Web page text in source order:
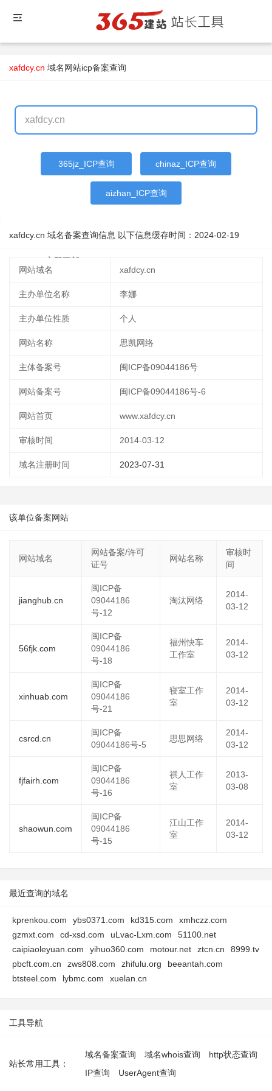
xafdcy.cn 域名网站icp备案查询
365jz_ICP查询 chinaz_ICP查询
aizhan_ICP查询
xafdcy.cn 域名备案查询信息 以下信息缓存时间： 2024-02-19
立即更新
网站域名
xafdcy.cn
主办单位名称 李娜
主办单位性质 个人
网站名称 思凯网络
主体备案号 闽ICP备09044186号
网站备案号 闽ICP备09044186号-6
网站首页 www.xafdcy.cn
审核时间 2014-03-12
域名注册时间 2023-07-31
该单位备案网站
网站域名
网站备案/许可
证号
网站名称
审核时
间
jianghub.cn
闽ICP备
09044186
号-12
淘汰网络
2014-
03-12
56fjk.com
闽ICP备
09044186
号-18
福州快车
工作室
2014-
03-12
xinhuab.com
闽ICP备
09044186
号-21
寝室工作
室
2014-
03-12
csrcd.cn
闽ICP备
09044186号-5
思思网络
2014-
03-12
fjfairh.com
闽ICP备
09044186
号-16
祺人工作
室
2013-
03-08
shaowun.com
闽ICP备
09044186
号-15
江山工作
室
2014-
03-12
最近查询的域名
kprenkou.com ybs0371.com kd315.com
xmhczz.com
gzmxt.com
cd-xsd.com uLvac-Lxm.com
51100.net
caipiaoleyuan.com
yihuo360.com motour.net ztcn.cn
8999.tv
pbcft.com.cn
zws808.com zhifulu.org
beeantah.com
btsteel.com
lybmc.com xuelan.cn
工具导航
站长常用工具：
域名备案查询 域名whois查询
http状态查询
IP查询
UserAgent查询